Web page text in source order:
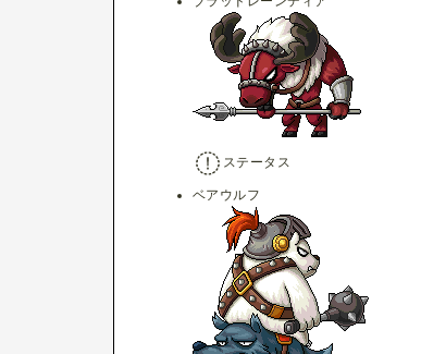
ステータス
ベアウルフ